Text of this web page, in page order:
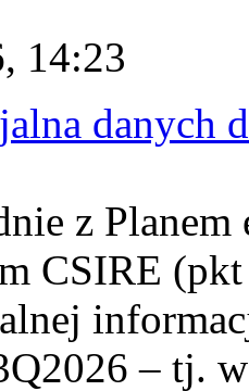
14:23
danych
z
CSIRE
– tj.